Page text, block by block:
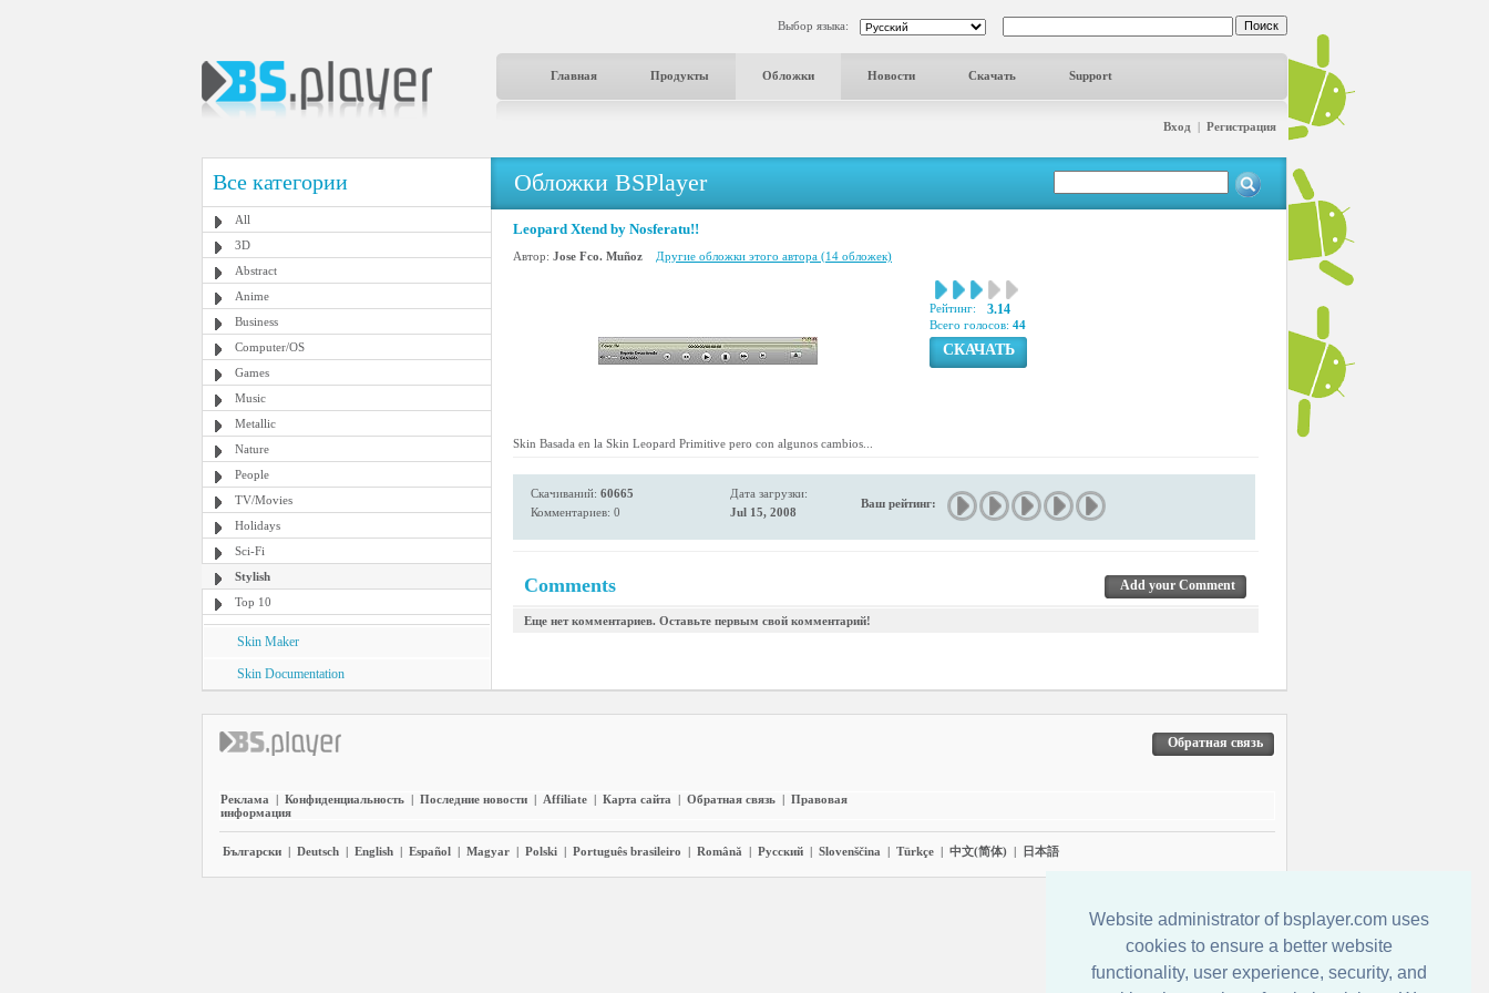
Website administrator of bsplayer.com uses
cookies to ensure a better website
functionality, user experience, security, and
Выбор языка:
Главная Продукты Обложки Новости Скачать Support
Вход | Регистрация
Все категории
All
3D
Abstract
Anime
Business
Computer/OS
Games
Music
Metallic
Nature
People
TV/Movies
Holidays
Sci-Fi
Stylish
Top 10
Skin Maker
Skin Documentation
Обложки BSPlayer
Leopard Xtend by Nosferatu!!
Автор: Jose Fco. Muñoz Другие обложки этого автора (14 обложек)
Рейтинг: 3.14
Всего голосов: 44
СКАЧАТЬ
Skin Basada en la Skin Leopard Primitive pero con algunos cambios...
Скачиваний: 60665
Комментариев: 0
Дата загрузки:
Jul 15, 2008
Ваш рейтинг:
Comments Add your Comment
Еще нет комментариев. Оставьте первым свой комментарий!
Обратная связь
Реклама | Конфиденциальность | Последние новости | Affiliate | Карта сайта | Обратная связь | Правовая
информация
Български | Deutsch | English | Español | Magyar | Polski | Português brasileiro | Română | Pyccĸий | Slovenščina | Türkçe | 中文(简体) | 日本語